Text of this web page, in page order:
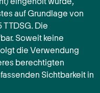
auf Grundlage von
TTDSG. Die
Soweit keine
die Verwendung
berechtigten
Sichtbarkeit in